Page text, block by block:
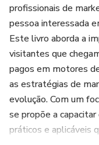
profissionais de
pessoa interessada
Este livro aborda a
visitantes que
pagos em motores
as estratégias de
evolução. Com um
se propõe a
práticos e aplicáveis